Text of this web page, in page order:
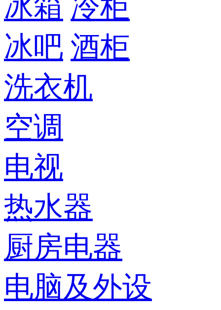
冰箱 冷柜
冰吧 酒柜
洗衣机
空调
电视
热水器
厨房电器
电脑及外设